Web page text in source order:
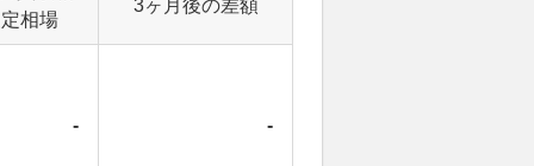
相場
3ヶ月後の差額
- -